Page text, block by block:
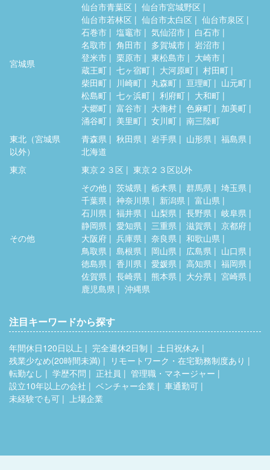
宮城県
仙台市青葉区
仙台市宮城野区
仙台市若林区
仙台市太白区
仙台市泉区
石巻市
塩竈市 気仙沼市
白石市
名取市
角田市 多賀城市
岩沼市
登米市
栗原市 東松島市
大崎市
蔵王町
七ヶ宿町 大河原町
村田町
柴田町
川崎町 丸森町 亘理町
山元町
松島町
七ヶ浜町 利府町
大和町
大郷町
富谷市 大衡村 色麻町
加美町
涌谷町
美里町 女川町
南三陸町
東北（宮城県
以外）
青森県 秋田県 岩手県 山形県
福島県
北海道
東京
東京２３区 東京２３区以外
その他
その他 茨城県 栃木県 群馬県
埼玉県
千葉県
神奈川県 新潟県
富山県
石川県
福井県 山梨県 長野県
岐阜県
静岡県
愛知県 三重県 滋賀県
京都府
大阪府
兵庫県 奈良県
和歌山県
鳥取県
島根県 岡山県 広島県
山口県
徳島県
香川県 愛媛県 高知県
福岡県
佐賀県
長崎県 熊本県 大分県
宮崎県
鹿児島県
沖縄県
注目キーワードから探す
年間休日120日以上 完全週休2日制
土日祝休み
残業少なめ(20時間未満)
リモートワーク・在宅勤務制度あり
転勤なし
学歴不問 正社員
管理職・マネージャー
設立10年以上の会社
ベンチャー企業
車通勤可
未経験でも可
上場企業